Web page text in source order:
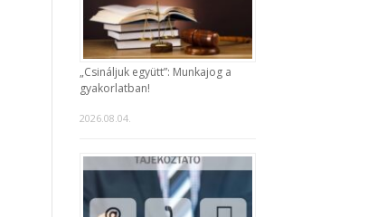
„Csináljuk együtt”: Munkajog a
gyakorlatban!
2026.08.04.